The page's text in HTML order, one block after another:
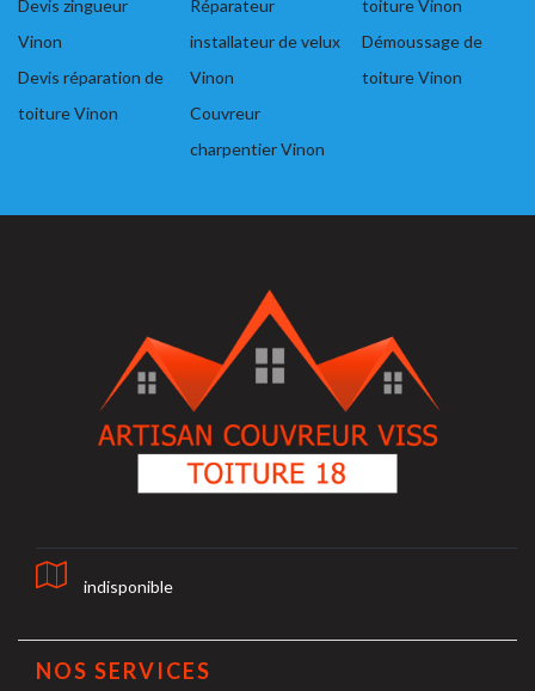
Devis zingueur
Vinon
Devis réparation de
toiture Vinon
Réparateur
installateur de velux
Vinon
Couvreur
charpentier Vinon
toiture Vinon
Démoussage de
toiture Vinon
indisponible
NOS SERVICES